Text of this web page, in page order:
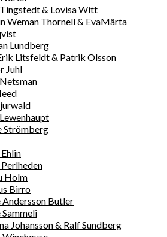
& Lovisa Witt
Weman Thornell & EvaMärta
Lundberg
Litsfeldt & Patrik Olsson
Juhl
Strömberg
Holm
Birro
Butler
Johansson & Ralf Sundberg